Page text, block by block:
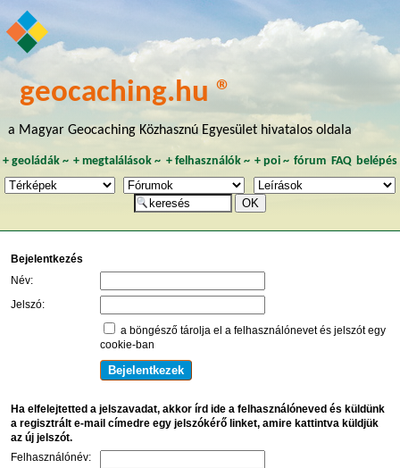
geocaching.hu ®
a Magyar Geocaching Közhasznú Egyesület hivatalos oldala
+ geoládák~ +megtalálások ~ + felhasználók~ + poi~ fórum FAQ belépés
Bejelentkezés
Név:
Jelszó:
a böngésző tárolja el a felhasználónevet és jelszót egy
cookie-ban
Ha elfelejtetted a jelszavadat, akkor írd ide a felhasználóneved és küldünk
a regisztrált e-mail címedre egy jelszókérő linket, amire kattintva küldjük
az új jelszót.
Felhasználónév: